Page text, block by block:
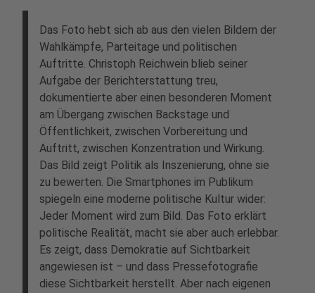
Das Foto hebt sich ab aus den vielen Bildern der
Wahlkämpfe, Parteitage und politischen
Auftritte. Christoph Reichwein blieb seiner
Aufgabe der Berichterstattung treu,
dokumentierte aber einen besonderen Moment
am Übergang zwischen Backstage und
Öffentlichkeit, zwischen Vorbereitung und
Auftritt, zwischen Konzentration und Wirkung.
Das Bild zeigt Politik als Inszenierung, ohne sie
zu bewerten. Die Smartphones im Publikum
spiegeln eine moderne politische Kultur wider:
Jeder Moment wird zum Bild. Das Foto erklärt
politische Realität, macht sie aber auch erlebbar.
Es zeigt, dass Demokratie auf Sichtbarkeit
angewiesen ist – und dass Pressefotografie
diese Sichtbarkeit herstellt. Aber nach eigenen